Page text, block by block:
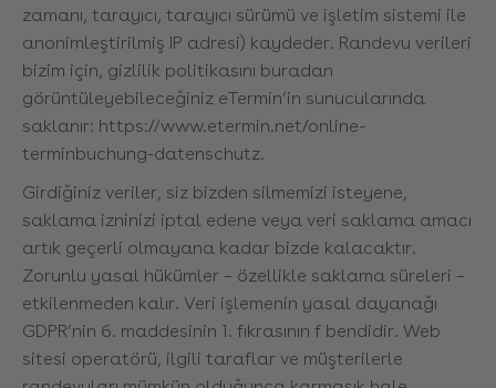
zamanı, tarayıcı, tarayıcı sürümü ve işletim sistemi ile
anonimleştirilmiş IP adresi) kaydeder. Randevu verileri
bizim için, gizlilik politikasını buradan
görüntüleyebileceğiniz eTermin’in sunucularında
saklanır: https://www.etermin.net/online-
terminbuchung-datenschutz.
Girdiğiniz veriler, siz bizden silmemizi isteyene,
saklama izninizi iptal edene veya veri saklama amacı
artık geçerli olmayana kadar bizde kalacaktır.
Zorunlu yasal hükümler – özellikle saklama süreleri –
etkilenmeden kalır. Veri işlemenin yasal dayanağı
GDPR’nin 6. maddesinin 1. fıkrasının f bendidir. Web
sitesi operatörü, ilgili taraflar ve müşterilerle